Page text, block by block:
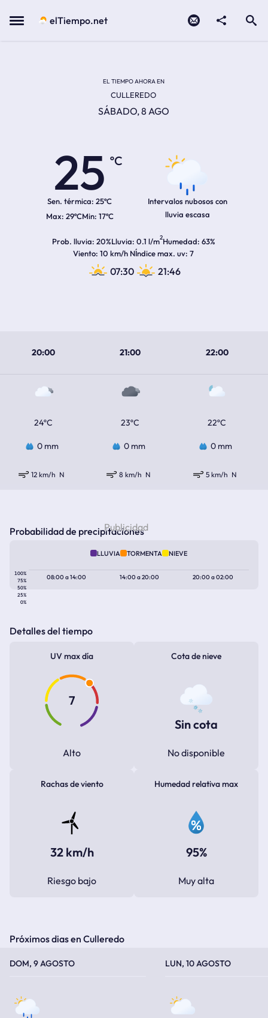
Menu elTiempo.net
EL TIEMPO AHORA EN
CULLEREDO
SÁBADO, 8 AGO
25
ºC
Sen. térmica: 25ºC
29ºC 17ºC
Intervalos nubosos con
lluvia escasa
Prob. lluvia 20%Lluvia 0.1 l/m2Humedad 63%
Viento 10 km/h NÍndice max. uv 7
07:30 21:46
20:00 21:00 22:00
24ºC 23ºC 22ºC
0 mm 0 mm 0 mm
12 km/h N 8 km/h N 5 km/h N
Probabilidad de precipitaciones
LLUVIA TORMENTA NIEVE
100%
75%
50%
25%
0%
08:00a14:00 14:00a20:00 20:00a02:00
Detalles del tiempo
UV max día
7
Alto
Cota de nieve
Sin cota
No disponible
Rachas de viento
32 km/h
Riesgo bajo
Humedad relativa max
95%
Muy alta
Próximos dias en Culleredo
DOM, 9 AGOSTO LUN, 10 AGOSTO